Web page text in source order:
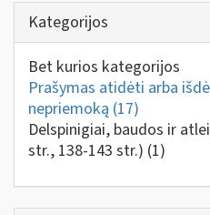
Kategorijos
Bet kurios kategorijos
Prašymas atidėti arba
nepriemoką (17)
Delspinigiai, baudos ir
str., 138-143 str.) (1)